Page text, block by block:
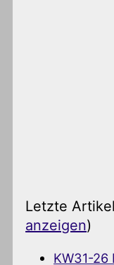
Letzte
anzeigen)
KW31-26